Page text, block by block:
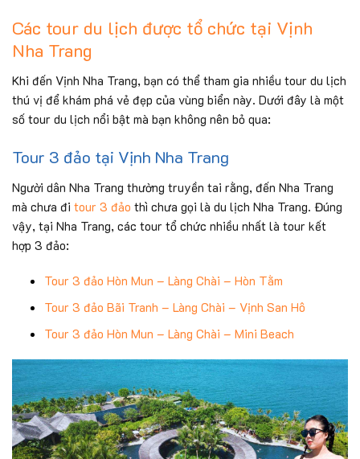
Các tour du lịch được tổ chức tại Vịnh
Nha Trang
Khi đến Vịnh Nha Trang, bạn có thể tham gia nhiều tour du lịch
thú vị để khám phá vẻ đẹp của vùng biển này. Dưới đây là một
số tour du lịch nổi bật mà bạn không nên bỏ qua:
Tour 3 đảo tại Vịnh Nha Trang
Người dân Nha Trang thường truyền tai rằng, đến Nha Trang
mà chưa đi tour 3 đảo thì chưa gọi là du lịch Nha Trang. Đúng
vậy, tại Nha Trang, các tour tổ chức nhiều nhất là tour kết
hợp 3 đảo:
Tour 3 đảo Hòn Mun – Làng Chài – Hòn Tằm
Tour 3 đảo Bãi Tranh – Làng Chài – Vịnh San Hô
Tour 3 đảo Hòn Mun – Làng Chài – Mini Beach